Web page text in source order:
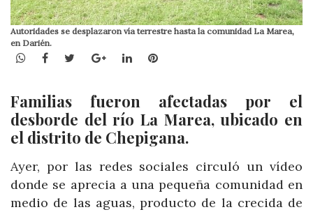
Autoridades se desplazaron vía terrestre hasta la comunidad La Marea,
en Darién.
WhatsApp
Facebook
TwitterGoogle+LinkedInPinterest
Familias fueron afectadas por el
desborde del río La Marea, ubicado en
el distrito de Chepigana.
Ayer, por las redes sociales circuló un vídeo
donde se aprecia a una pequeña comunidad en
medio de las aguas, producto de la crecida de